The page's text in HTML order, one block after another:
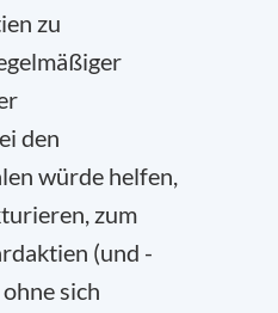
zu
den
würde helfen,
zum
(und -
sich